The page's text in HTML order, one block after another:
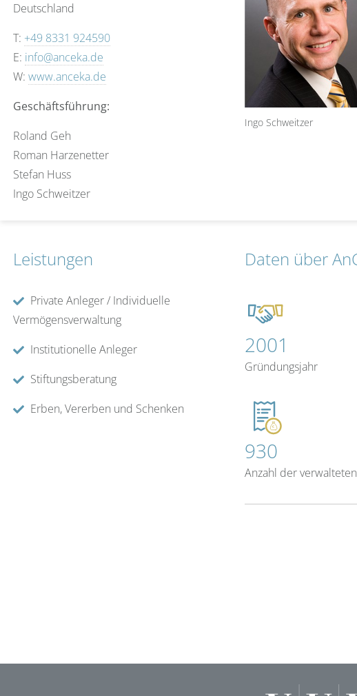
Deutschland
T: +49 8331 924590
E: info@anceka.de
W:www.anceka.de
Geschäftsführung:
Roland Geh
Roman Harzenetter
Stefan Huss
Ingo Schweitzer
Ingo Schweitzer
Leistungen
Private Anleger / Individuelle
Vermögensverwaltung
Institutionelle Anleger
Stiftungsberatung
Erben, Vererben und Schenken
Daten über
2001
Gründungsjahr
930
Anzahl der